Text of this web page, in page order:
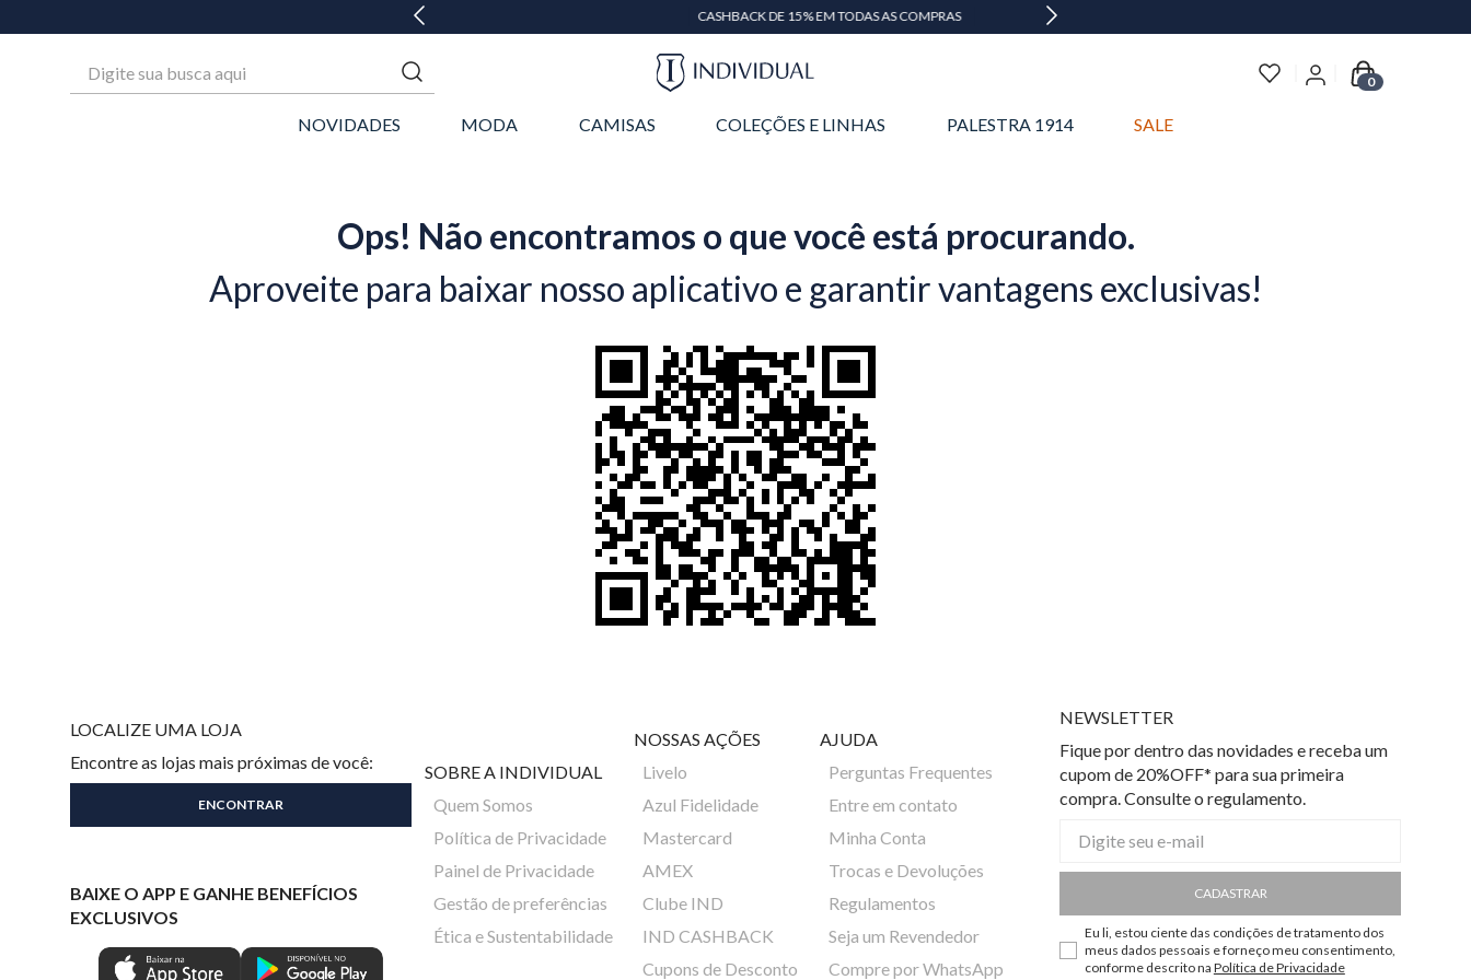
CASHBACK DE 15% EM TODAS AS COMPRAS
0
NOVIDADES MODA CAMISAS COLEÇÕES E LINHAS PALESTRA 1914 SALE
Ops! Não encontramos o que você está procurando.
Aproveite para baixar nosso aplicativo e garantir vantagens exclusivas!
LOCALIZE UMA LOJA
Encontre as lojas mais próximas de você:
BAIXE O APP E GANHE BENEFÍCIOS
EXCLUSIVOS
SOBRE A INDIVIDUAL
Quem Somos
Política de Privacidade
Painel de Privacidade
Gestão de preferências
Ética e Sustentabilidade
NOSSAS AÇÕES
Livelo
Azul Fidelidade
Mastercard
AMEX
Clube IND
IND CASHBACK
Cupons de Desconto
AJUDA
Perguntas Frequentes
Entre em contato
Minha Conta
Trocas e Devoluções
Regulamentos
Seja um Revendedor
Compre por WhatsApp
NEWSLETTER
Fique por dentro das novidades e receba um
cupom de 20%OFF* para sua primeira
compra. Consulte o regulamento.
CADASTRAR
Eu li, estou ciente das condições de tratamento dos
meus dados pessoais e forneço meu consentimento,
conforme descrito na Política de Privacidade